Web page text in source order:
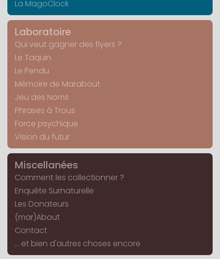
La MagoClock
Laboratoire
Qui veut gagner des flyers ?
Le Taquin
Le Pendu
Mémoire de Marabout
Jeu des Noms
Phrases à Trous
Force psychique
Vision du futur
Miscellanées
Comment les collectionner ?
Enquête Surnaturelle
Les Donateurs
(mar)About
Contact
... et bien d'autres choses encore